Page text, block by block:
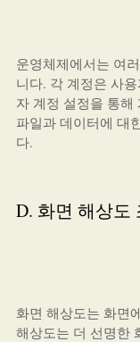
운영체제에서는 여
니다. 각 계정은 사
자 계정 설정을 통해
파일과 데이터에 대
다.
D. 화면 해상도
화면 해상도는 화면
해상도는 더 선명한